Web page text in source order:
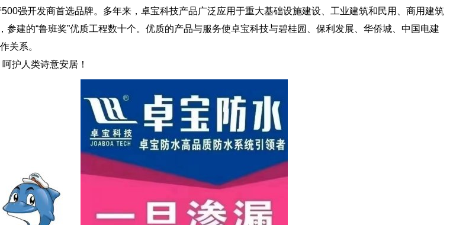
强开发商首选品牌。多年来，卓宝科技产品广泛应用于重大基础设施建设、工业建筑和民用、商用建筑
建的“鲁班奖”优质工程数十个。优质的产品与服务使卓宝科技与碧桂园、保利发展、华侨城、中国电建
关系。
护人类诗意安居！